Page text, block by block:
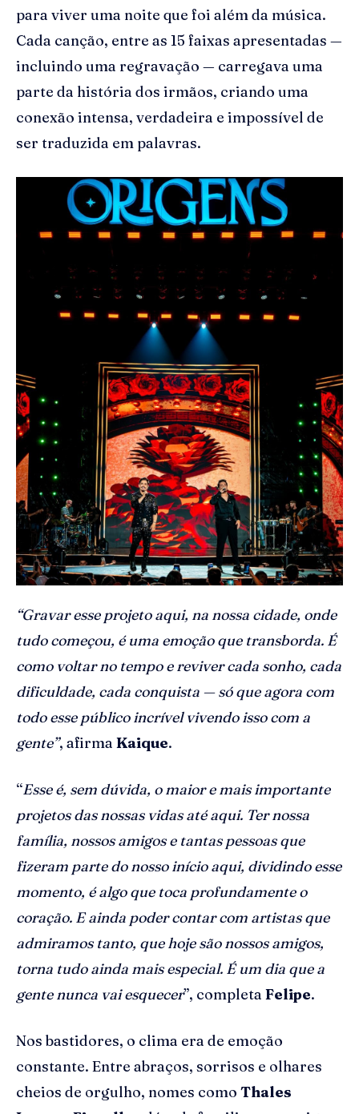
para viver uma noite que foi além da música.
Cada canção, entre as 15 faixas apresentadas —
incluindo uma regravação — carregava uma
parte da história dos irmãos, criando uma
conexão intensa, verdadeira e impossível de
ser traduzida em palavras.
“Gravar esse projeto aqui, na nossa cidade, onde
tudo começou, é uma emoção que transborda. É
como voltar no tempo e reviver cada sonho, cada
dificuldade, cada conquista — só que agora com
todo esse público incrível vivendo isso com a
gente”, afirma Kaique.
“Esse é, sem dúvida, o maior e mais importante
projetos das nossas vidas até aqui. Ter nossa
família, nossos amigos e tantas pessoas que
fizeram parte do nosso início aqui, dividindo esse
momento, é algo que toca profundamente o
coração. E ainda poder contar com artistas que
admiramos tanto, que hoje são nossos amigos,
torna tudo ainda mais especial. É um dia que a
gente nunca vai esquecer”, completa Felipe.
Nos bastidores, o clima era de emoção
constante. Entre abraços, sorrisos e olhares
cheios de orgulho, nomes como Thales